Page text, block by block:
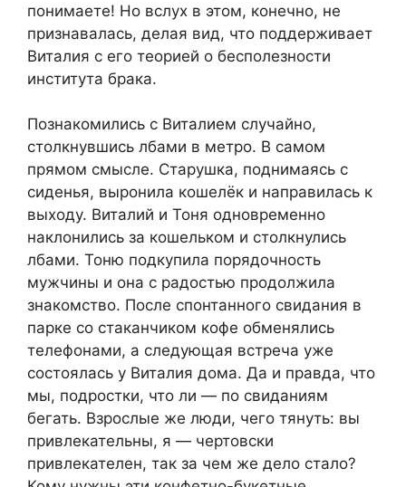
понимаете! Но вслух в этом, конечно, не
признавалась, делая вид, что поддерживает
Виталия с его теорией о бесполезности
института брака.
Познакомились с Виталием случайно,
столкнувшись лбами в метро. В самом
прямом смысле. Старушка, поднимаясь с
сиденья, выронила кошелёк и направилась к
выходу. Виталий и Тоня одновременно
наклонились за кошельком и столкнулись
лбами. Тоню подкупила порядочность
мужчины и она с радостью продолжила
знакомство. После спонтанного свидания в
парке со стаканчиком кофе обменялись
телефонами, а следующая встреча уже
состоялась у Виталия дома. Да и правда, что
мы, подростки, что ли — по свиданиям
бегать. Взрослые же люди, чего тянуть: вы
привлекательны, я — чертовски
привлекателен, так за чем же дело стало?